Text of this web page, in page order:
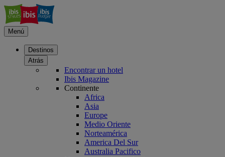
Menú
Destinos
Atrás
Encontrar un hotel
Ibis Magazine
Continente
Africa
Asia
Europe
Medio Oriente
Norteamérica
America Del Sur
Australia Pacifico